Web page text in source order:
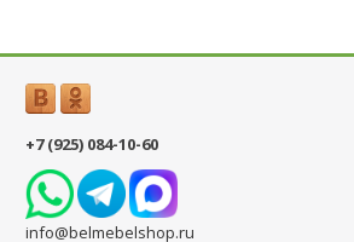
+7 (925) 084-10-60
info@belmebelshop.ru